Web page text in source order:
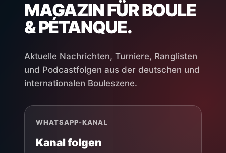
MAGAZIN FÜR BOULE
& PÉTANQUE.
Aktuelle Nachrichten, Turniere, Ranglisten
und Podcastfolgen aus der deutschen und
internationalen Bouleszene.
WHATSAPP-KANAL
Kanal folgen